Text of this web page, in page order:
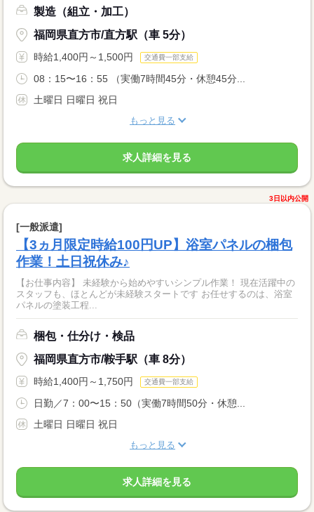
製造（組立・加工）
福岡県直方市/直方駅（車 5分）
時給1,400円～1,500円 交通費一部支給
08：15〜16：55 （実働7時間45分・休憩45分...
土曜日 日曜日 祝日
もっと見る
求人詳細を見る
3日以内公開
[一般派遣]
【3ヵ月限定時給100円UP】浴室パネルの梱包
作業！土日祝休み♪
【お仕事内容】 未経験から始めやすいシンプル作業！ 現在活躍中の
スタッフも、ほとんどが未経験スタートです お任せするのは、浴室
パネルの塗装工程...
梱包・仕分け・検品
福岡県直方市/鞍手駅（車 8分）
時給1,400円～1,750円 交通費一部支給
日勤／7：00〜15：50（実働7時間50分・休憩...
土曜日 日曜日 祝日
もっと見る
求人詳細を見る